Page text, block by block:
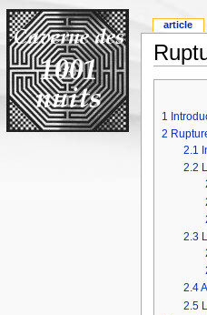
1
2
2.1
2.2
2.3
2.4
2.5
article